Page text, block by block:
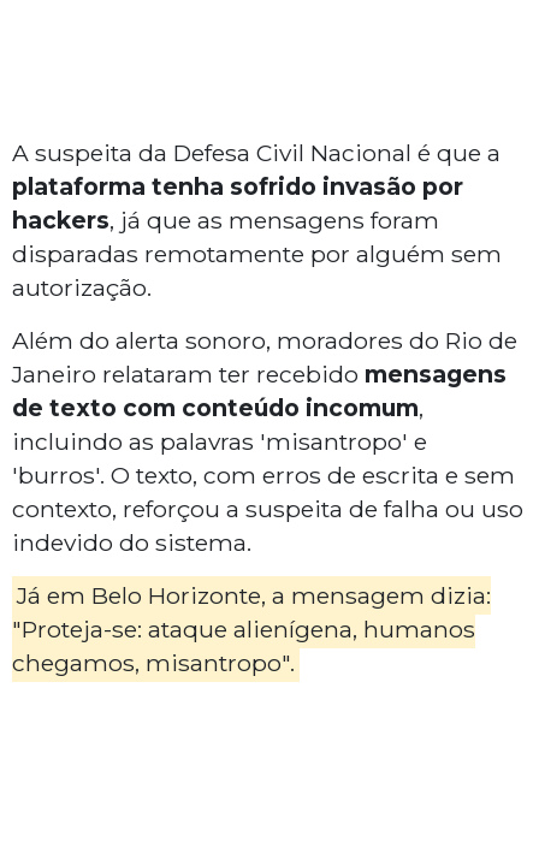
A suspeita da Defesa Civil Nacional é que a
plataforma tenha sofrido invasão por
hackers, já que as mensagens foram
disparadas remotamente por alguém sem
autorização.
Além do alerta sonoro, moradores do Rio de
Janeiro relataram ter recebido mensagens
de texto com conteúdo incomum,
incluindo as palavras 'misantropo' e
'burros'. O texto, com erros de escrita e sem
contexto, reforçou a suspeita de falha ou uso
indevido do sistema.
Já em Belo Horizonte, a mensagem dizia:
"Proteja-se: ataque alienígena, humanos
chegamos, misantropo".